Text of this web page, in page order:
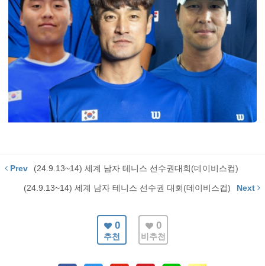
Prev (24.9.13~14) 세계 남자 테니스 선수권대회(데이비스컵)
(24.9.13~14) 세계 남자 테니스 선수권 대회(데이비스컵) Next
0
추천
0
비추천